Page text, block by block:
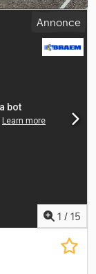
Annonce
1 / 15